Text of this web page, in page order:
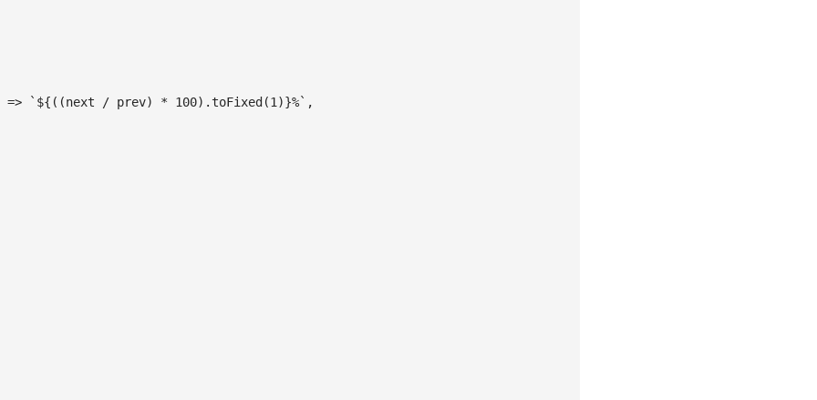
=> ` ${ ( (next / prev) * 100) . toFixed (1 )}%` ,